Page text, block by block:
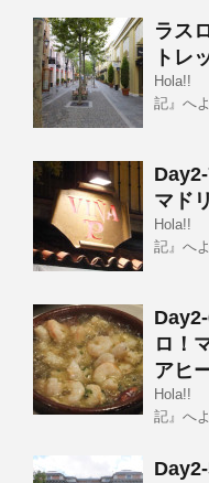
ラス
トレ
Hola!!
記』へ
マド
Hola!!
記』へ
ロ！
アヒ
Hola!!
記』へ